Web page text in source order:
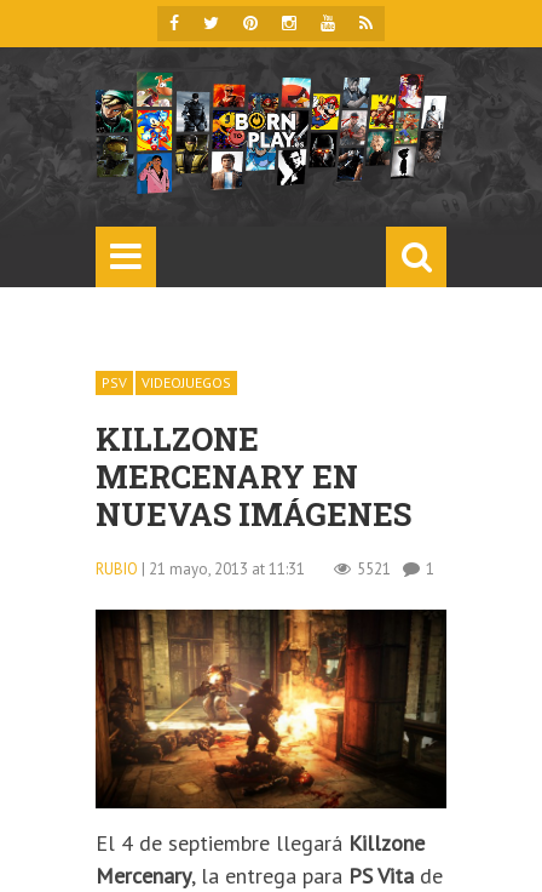
PSV VIDEOJUEGOS
KILLZONE
MERCENARY EN
NUEVAS IMÁGENES
RUBIO | 21 mayo, 2013 at 11:31 5521 1
El 4 de septiembre llegará Killzone
Mercenary, la entrega para PS Vita de